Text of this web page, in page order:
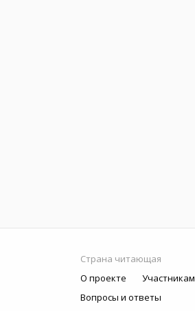
Страна читающая
О проекте
Участникам
Вопросы и ответы